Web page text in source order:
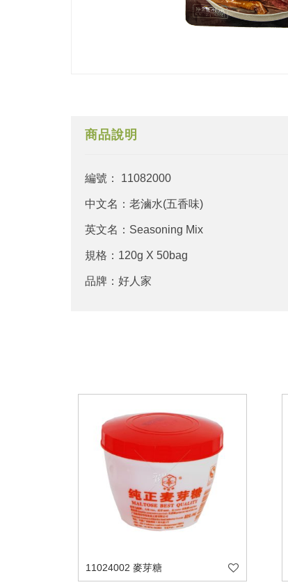
商品說明
編號： 11082000
中文名：老滷水(五香味)
英文名：Seasoning Mix
規格：120g X 50bag
品牌：好人家
11024002 麥芽糖